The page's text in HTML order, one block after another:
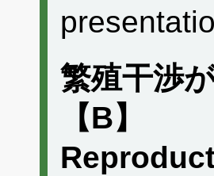
繁殖干渉
【B】